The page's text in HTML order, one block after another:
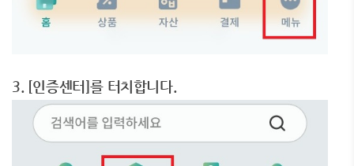
3. [인증센터]를 터치합니다.